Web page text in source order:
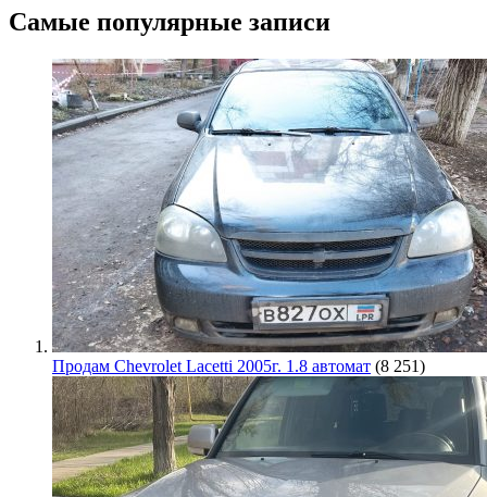
Самые популярные записи
Продам Chevrolet Lacetti 2005г. 1.8 автомат (8 251)